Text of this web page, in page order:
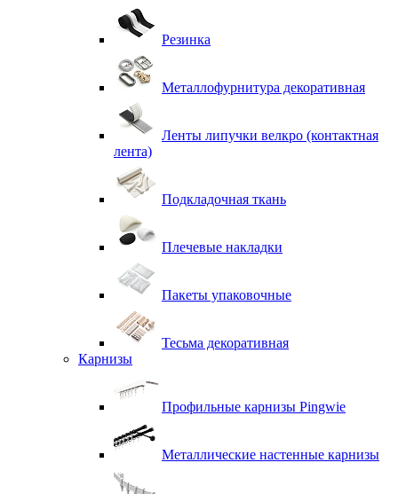
Резинка
Металлофурнитура декоративная
Ленты липучки велкро (контактная
лента)
Подкладочная ткань
Плечевые накладки
Пакеты упаковочные
Тесьма декоративная
Карнизы
Профильные карнизы Pingwie
Металлические настенные карнизы